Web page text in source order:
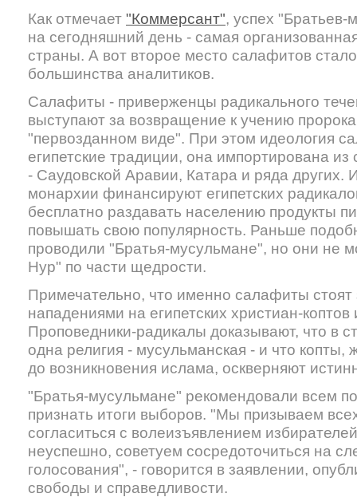
Как отмечает "Коммерсант", успех
на сегодняшний день - самая
страны. А вот второе место салафитов
большинства аналитиков.
Салафиты - приверженцы радикального
выступают за возвращение к учению
"первозданном виде". При этом идеология
египетские традиции, она импортирована из
- Саудовской Аравии, Катара и ряда
монархии финансируют египетских
бесплатно раздавать населению продукты
повышать свою популярность. Раньше
проводили "Братья-мусульмане", но они не
Нур" по части щедрости.
Примечательно, что именно салафиты
нападениями на египетских христиан-
Проповедники-радикалы доказывают, что в
одна религия - мусульманская - и что копты,
до возникновения ислама, оскверняют
"Братья-мусульмане" рекомендовали всем
признать итоги выборов. "Мы призываем
согласиться с волеизъявлением
неуспешно, советуем сосредоточиться на
голосования", - говорится в заявлении,
свободы и справедливости.